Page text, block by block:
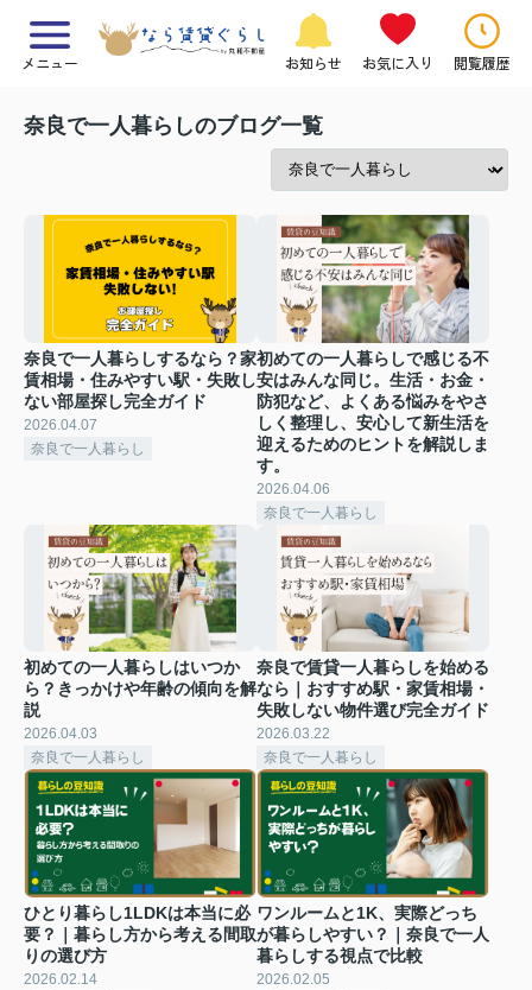
メニュー お知らせ お気に入り 閲覧履歴
奈良で一人暮らしのブログ一覧
奈良で一人暮らしするなら？家
賃相場・住みやすい駅・失敗し
ない部屋探し完全ガイド
2026.04.07
奈良で一人暮らし
初めての一人暮らしで感じる不
安はみんな同じ。生活・お金・
防犯など、よくある悩みをやさ
しく整理し、安心して新生活を
迎えるためのヒントを解説しま
す。
2026.04.06
奈良で一人暮らし
初めての一人暮らしはいつか
ら？きっかけや年齢の傾向を解
説
2026.04.03
奈良で一人暮らし
奈良で賃貸一人暮らしを始める
なら｜おすすめ駅・家賃相場・
失敗しない物件選び完全ガイド
2026.03.22
奈良で一人暮らし
ひとり暮らし1LDKは本当に必
要？｜暮らし方から考える間取
りの選び方
2026.02.14
ワンルームと1K、実際どっち
が暮らしやすい？｜奈良で一人
暮らしする視点で比較
2026.02.05